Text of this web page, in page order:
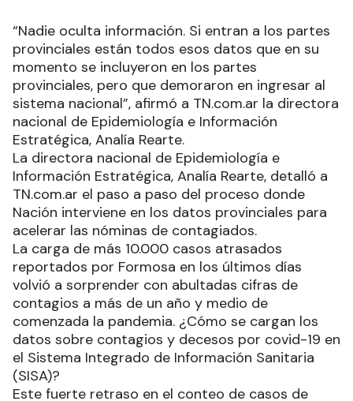
“Nadie oculta información. Si entran a los partes
provinciales están todos esos datos que en su
momento se incluyeron en los partes
provinciales, pero que demoraron en ingresar al
sistema nacional”, afirmó a TN.com.ar la directora
nacional de Epidemiología e Información
Estratégica, Analía Rearte.
La directora nacional de Epidemiología e
Información Estratégica, Analía Rearte, detalló a
TN.com.ar el paso a paso del proceso donde
Nación interviene en los datos provinciales para
acelerar las nóminas de contagiados.
La carga de más 10.000 casos atrasados
reportados por Formosa en los últimos días
volvió a sorprender con abultadas cifras de
contagios a más de un año y medio de
comenzada la pandemia. ¿Cómo se cargan los
datos sobre contagios y decesos por covid-19 en
el Sistema Integrado de Información Sanitaria
(SISA)?
Este fuerte retraso en el conteo de casos de